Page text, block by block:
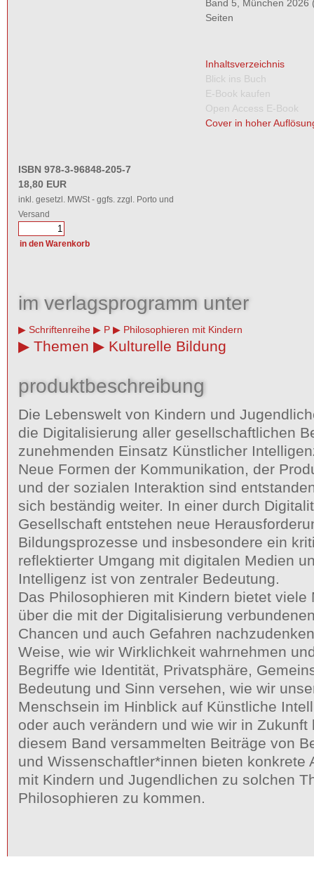
Band 5, München 2026
Seiten
Inhaltsverzeichnis
Blick ins Buch
E-Book kaufen
Open Access E-Book
Cover in hoher
ISBN 978-3-96848-205-7
18,80 EUR
inkl. gesetzl. MWSt - ggfs. zzgl. Porto und
Versand
im verlagsprogramm unter
Schriftenreihe P Philosophieren mit Kindern
Themen Kulturelle Bildung
produktbeschreibung
Die Lebenswelt von Kindern und
die Digitalisierung aller gesellschaftlichen
zunehmenden Einsatz Künstlicher
Neue Formen der Kommunikation, der
und der sozialen Interaktion sind
sich beständig weiter. In einer durch
Gesellschaft entstehen neue
Bildungsprozesse und insbesondere ein
reflektierter Umgang mit digitalen Medien
Intelligenz ist von zentraler Bedeutung.
Das Philosophieren mit Kindern bietet viele
über die mit der Digitalisierung
Chancen und auch Gefahren
Weise, wie wir Wirklichkeit wahrnehmen
Begriffe wie Identität, Privatsphäre,
Bedeutung und Sinn versehen, wie wir
Menschsein im Hinblick auf Künstliche
oder auch verändern und wie wir in Zukunft
diesem Band versammelten Beiträge von
und Wissenschaftler*innen bieten konkrete
mit Kindern und Jugendlichen zu solchen
Philosophieren zu kommen.